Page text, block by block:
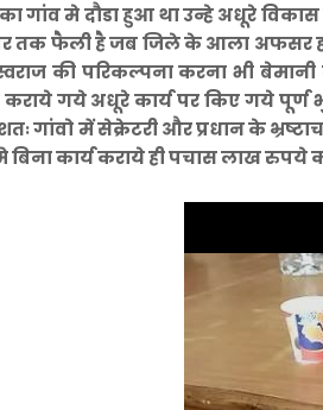
गांव मे दौडा हुआ था उन्हे अधूरे विकास
तक फैली है जब जिले के आला अफसर ही
की परिकल्पना करना भी
गये अधूरे कार्य पर किए गये पूर्ण
गांवो में सेक्रेटरी और प्रधान के
बिना कार्य कराये ही पचास लाख रुपये